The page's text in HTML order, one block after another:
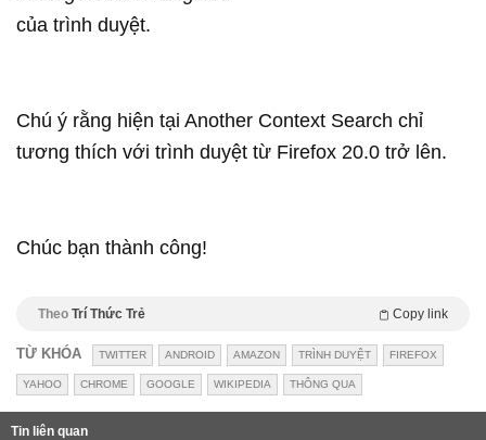
của trình duyệt.
Chú ý rằng hiện tại Another Context Search chỉ
tương thích với trình duyệt từ Firefox 20.0 trở lên.
Chúc bạn thành công!
Theo Trí Thức Trẻ Copy link
TỪ KHÓA TWITTER ANDROID AMAZON TRÌNH DUYỆT FIREFOX
YAHOO CHROME GOOGLE WIKIPEDIA THÔNG QUA
Tin liên quan